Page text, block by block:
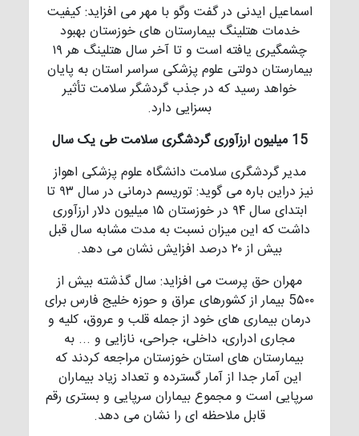
اسماعیل ایدنی در گفت وگو با مهر می افزاید: کیفیت
خدمات هتلینگ بیمارستان های خوزستان بهبود
چشمگیری یافته است و تا آخر سال هتلینگ هر ۱۹
بیمارستان دولتی علوم پزشکی سراسر استان به پایان
خواهد رسید که در جذب گردشگر سلامت تأثیر
بسزایی دارد.
15 میلیون ارزآوری گردشگری سلامت طی یک سال
مدیر گردشگری سلامت دانشگاه علوم پزشکی اهواز
نیز دراین باره می گوید: توریسم درمانی در سال ۹۳ تا
ابتدای سال ۹۴ در خوزستان ۱۵ میلیون دلار ارزآوری
داشت که این میزان نسبت به مدت مشابه سال قبل
بیش از ۲۰ درصد افزایش نشان می دهد.
مهران حق پرست می افزاید: سال گذشته بیش از
5۵۰۰ بیمار از کشورهای عراق و حوزه خلیج فارس برای
درمان بیماری های خود از جمله قلب و عروق، کلیه و
مجاری ادراری، داخلی، جراحی، نازایی و ... به
بیمارستان های استان خوزستان مراجعه کردند که
این آمار جدا از آمار گسترده و تعداد زیاد بیماران
سرپایی است و مجموع بیماران سرپایی و بستری رقم
قابل ملاحظه ای را نشان می دهد.